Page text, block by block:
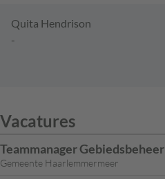
Quita Hendrison
-
Vacatures
Teammanager Gebiedsbeheer
Gemeente Haarlemmermeer